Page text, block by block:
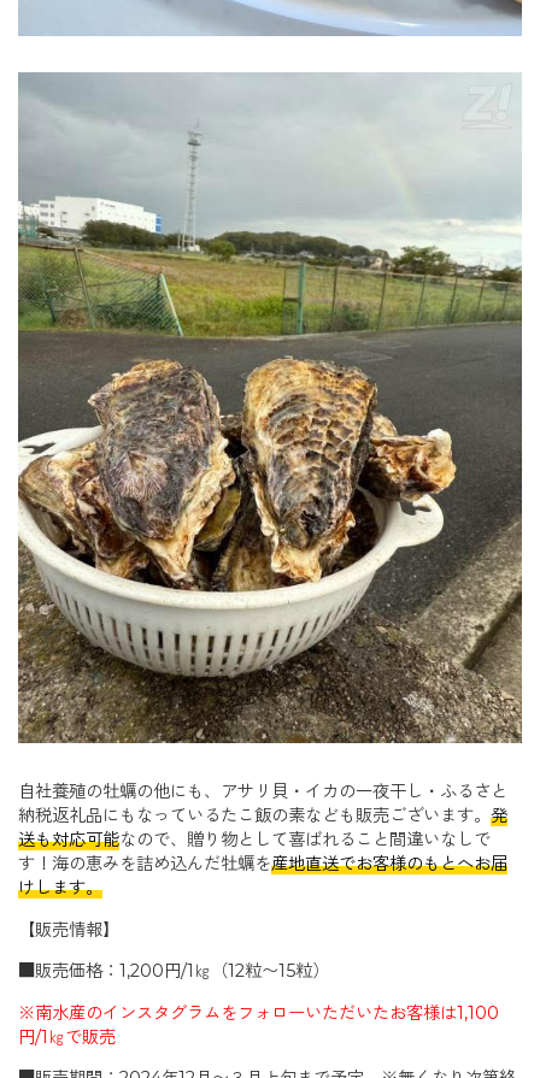
自社養殖の牡蠣の他にも、アサリ貝・イカの一夜干し・ふるさと
納税返礼品にもなっているたこ飯の素なども販売ございます。 発
送も対応可能なので、贈り物として喜ばれること間違いなしで
す！海の恵みを詰め込んだ牡蠣を産地直送でお客様のもとへお届
けします。
【販売情報】
■販売価格：1,200円/1㎏（12粒〜15粒）
※南水産のインスタグラムをフォローいただいたお客様は1,100
円/1㎏で販売